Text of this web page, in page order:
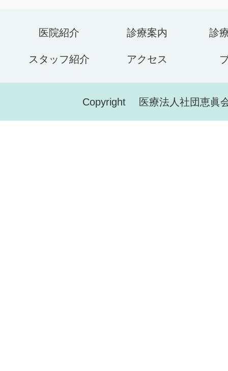
医院紹介 診療案内 診
スタッフ紹介 アクセス
Copyright 医療法人社団恵眞